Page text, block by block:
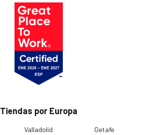
Tiendas por Europa
Valladolid
Getafe